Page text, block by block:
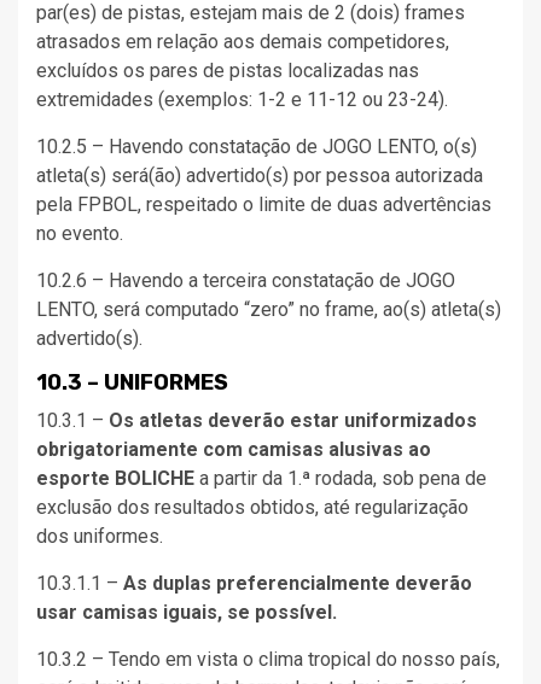
par(es) de pistas, estejam mais de 2 (dois) frames
atrasados em relação aos demais competidores,
excluídos os pares de pistas localizadas nas
extremidades (exemplos: 1-2 e 11-12 ou 23-24).
10.2.5 – Havendo constatação de JOGO LENTO, o(s)
atleta(s) será(ão) advertido(s) por pessoa autorizada
pela FPBOL, respeitado o limite de duas advertências
no evento.
10.2.6 – Havendo a terceira constatação de JOGO
LENTO, será computado “zero” no frame, ao(s) atleta(s)
advertido(s).
10.3 – UNIFORMES
10.3.1 – Os atletas deverão estar uniformizados
obrigatoriamente com camisas alusivas ao
esporte BOLICHE a partir da 1.ª rodada, sob pena de
exclusão dos resultados obtidos, até regularização
dos uniformes.
10.3.1.1 – As duplas preferencialmente deverão
usar camisas iguais, se possível.
10.3.2 – Tendo em vista o clima tropical do nosso país,